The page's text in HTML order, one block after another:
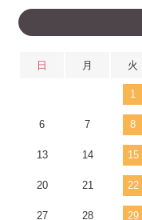
日 月 火
1
6 7 8
13 14 15
20 21 22
27 28 29